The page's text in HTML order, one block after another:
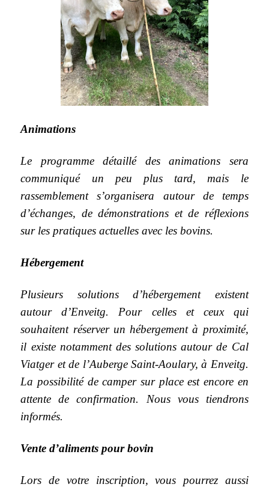
Animations
Le programme détaillé des animations sera
communiqué un peu plus tard, mais le
rassemblement s’organisera autour de temps
d’échanges, de démonstrations et de réflexions
sur les pratiques actuelles avec les bovins.
Hébergement
Plusieurs solutions d’hébergement existent
autour d’Enveitg. Pour celles et ceux qui
souhaitent réserver un hébergement à proximité,
il existe notamment des solutions autour de Cal
Viatger et de l’Auberge Saint-Aoulary, à Enveitg.
La possibilité de camper sur place est encore en
attente de confirmation. Nous vous tiendrons
informés.
Vente d’aliments pour bovin
Lors de votre inscription, vous pourrez aussi